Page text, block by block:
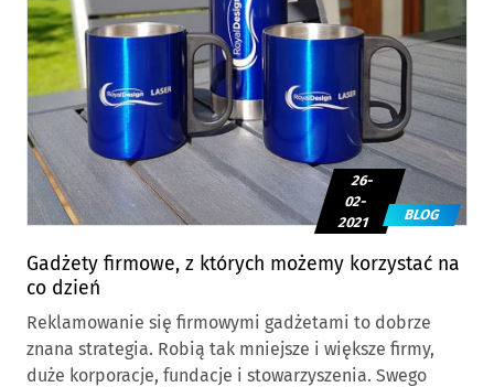
Gadżety firmowe, z których możemy korzystać na
co dzień
26-
02-
2021
BLOG
Reklamowanie się firmowymi gadżetami to dobrze
znana strategia. Robią tak mniejsze i większe firmy,
duże korporacje, fundacje i stowarzyszenia. Swego